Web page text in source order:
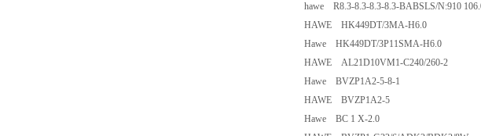
hawe R8.3-8.3-8.3-8.3-BABSLS/N:910
HAWE HK449DT/3MA-H6.0
Hawe HK449DT/3P11SMA-H6.0
HAWE AL21D10VM1-C240/260-2
Hawe BVZP1A2-5-8-1
HAWE BVZP1A2-5
Hawe BC 1 X-2.0